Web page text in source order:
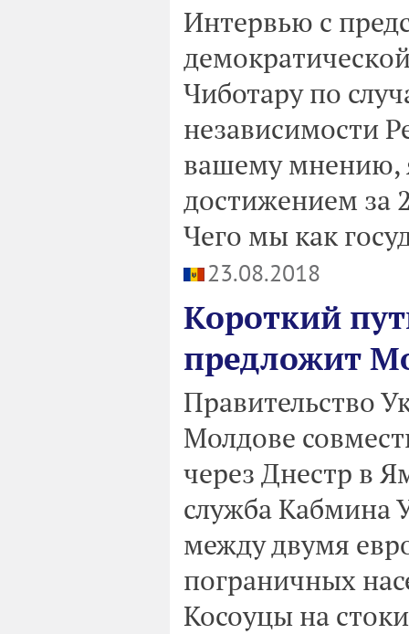
Интервью с
Чиботару по
независимости
вашему мнению,
достижением за
Чего мы как
23.08.2018
Короткий
предложит
Правительство
Молдове
через Днестр в
служба Кабмина
между двумя
пограничных
Косоуцы на